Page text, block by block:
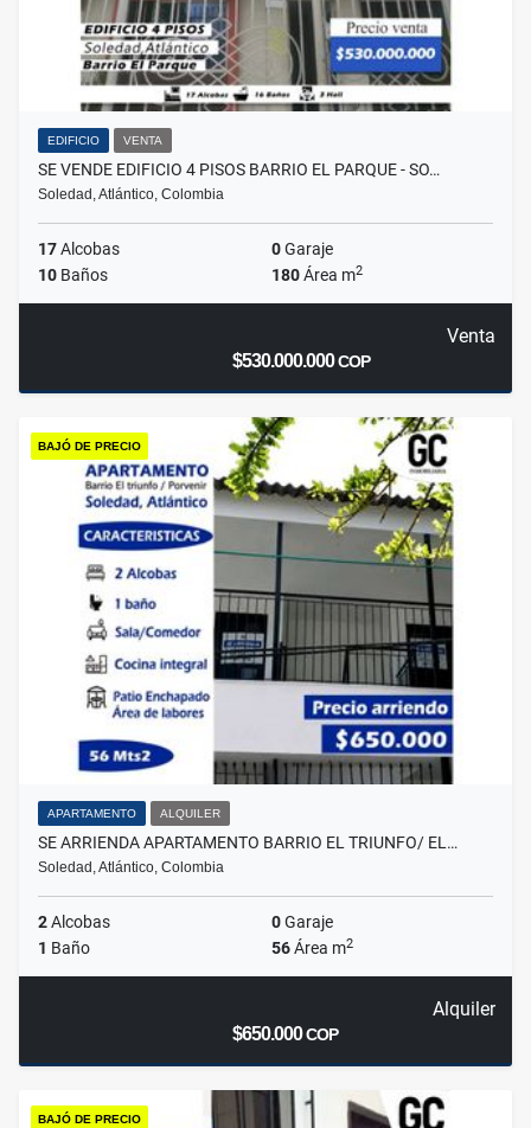
EDIFICIO VENTA
SE VENDE EDIFICIO 4 PISOS BARRIO EL PARQUE - SO…
Soledad, Atlántico, Colombia
17Alcobas 0Garaje
10 Baños 180Área m2
Venta
$530.000.000COP
BAJÓ DE PRECIO
APARTAMENTO ALQUILER
SE ARRIENDA APARTAMENTO BARRIO EL TRIUNFO/ EL…
Soledad, Atlántico, Colombia
2Alcobas 0Garaje
1 Baño 56Área m2
Alquiler
$650.000COP
BAJÓ DE PRECIO